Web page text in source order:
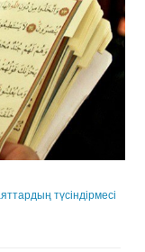
түсіндірмесі